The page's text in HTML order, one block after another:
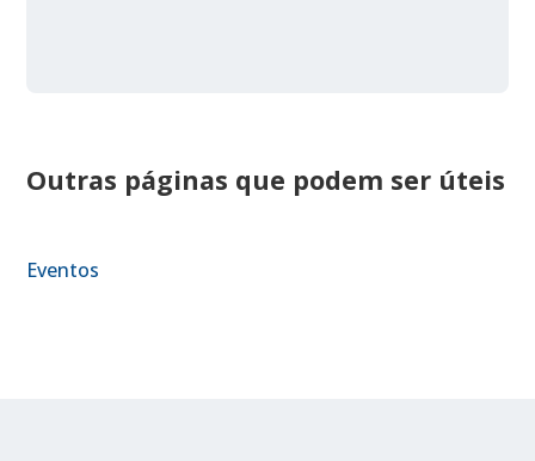
Outras páginas que podem ser úteis
Eventos